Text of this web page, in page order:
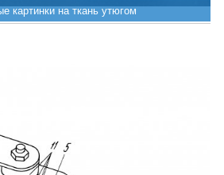
картинки на ткань утюгом